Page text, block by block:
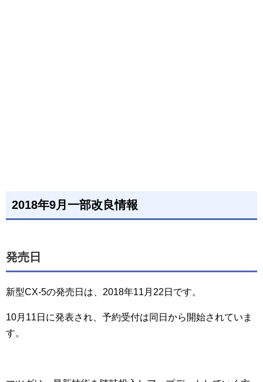
2018年9月一部改良情報
発売日
新型CX-5の発売日は、2018年11月22日です。
10月11日に発表され、予約受付は同日から開始されていま
す。